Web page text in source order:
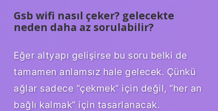
Gsb wifi nasıl çeker? gelecekte
neden daha az sorulabilir?
Eğer altyapı gelişirse bu soru belki de
tamamen anlamsız hale gelecek. Çünkü
ağlar sadece “çekmek” için değil, “her an
bağlı kalmak” için tasarlanacak.